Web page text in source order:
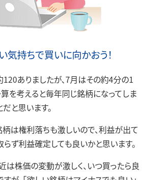
気持ちで買いに向かおう！
ありましたが、7月はその約4分の1
を考えると毎年同じ銘柄になってしま
と思います。
は権利落ちも激しいので、利益が出て
ず利益確定しても良いかと思います。
株価の変動が激しく、いつ買ったら良